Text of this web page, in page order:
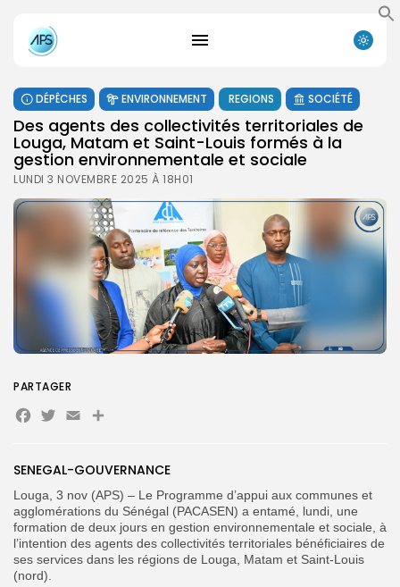
for:
Button
FR
DÉPÊCHES ENVIRONNEMENT REGIONS SOCIÉTÉ
Des agents des collectivités territoriales de
Louga, Matam et Saint-Louis formés à la
gestion environnementale et sociale
LUNDI 3 NOVEMBRE 2025 À 18H01
SENEGAL-GOUVERNANCE
Louga, 3 nov (APS) – Le Programme d’appui aux communes et
agglomérations du Sénégal (PACASEN) a entamé, lundi, une
formation de deux jours en gestion environnementale et sociale, à
l’intention des agents des collectivités territoriales bénéficiaires de
ses services dans les régions de Louga, Matam et Saint-Louis
(nord).
PARTAGER
Facebook
Twitter
EmailPartager